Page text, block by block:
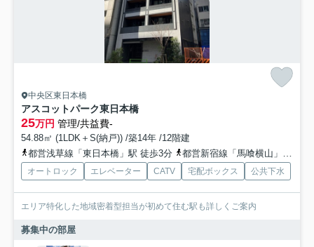
中央区東日本橋
アスコットパーク東日本橋
25万円 管理/共益費-
54.88㎡ (1LDK＋S(納戸)) /築14年 /12階建
都営浅草線「東日本橋」駅 徒歩3分
都営新宿線「馬喰横山」駅 徒歩3分
オートロック エレベーター CATV 宅配ボックス 公共下水
エリア特化した地域密着型担当が初めて住む駅も詳しくご案内
募集中の部屋